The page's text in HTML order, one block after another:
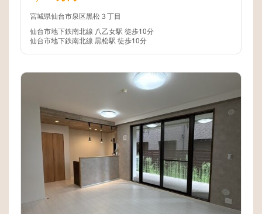
宮城県仙台市泉区黒松３丁目
仙台市地下鉄南北線 八乙女駅 徒歩10分
仙台市地下鉄南北線 黒松駅 徒歩10分